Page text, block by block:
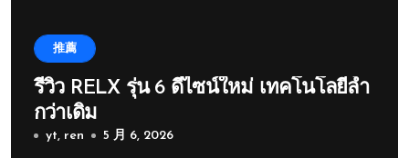
推薦
รีวิว RELX รุ่น 6 ดีไซน์ใหม่ เทคโนโลยีล้ำ
กว่าเดิม
yt, ren 5 月 6, 2026